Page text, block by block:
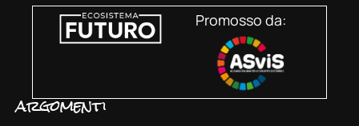
Promosso da:
argomenti